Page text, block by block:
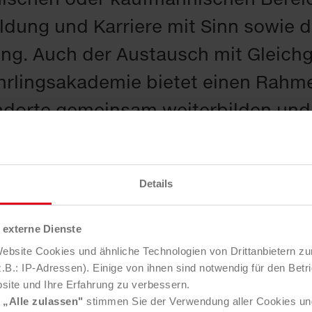
Details
Dienste
Cookies und ähnliche Technologien von Drittanbietern
IP-Adressen). Einige von ihnen sind notwendig für den
und Ihre Erfahrung zu verbessern.
„Alle zulassen" stimmen Sie der Verwendung aller Cookies
und Karriere mit Sinn sowie
Auch der Austausch mit
bietet einen
gemeinsam weiterbilden
der jemanden kennt, der eine
Saubermacher sucht immer
Bereichen und
Sie in unserem Job-Portal nach